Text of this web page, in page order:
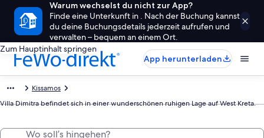
Warum wechselst du nicht zur App?
Finde eine Unterkunft in . Nach der Buchung kannst
du deine Buchungsdetails jederzeit aufrufen und
verwalten – bequem an einem Ort.
Zum Hauptinhalt springen
App herunterladen
Kissamos
Villa Dimitra befindet sich in einer wunderschönen ruhigen Lage auf West Kreta.
Wo soll’s hingehen?